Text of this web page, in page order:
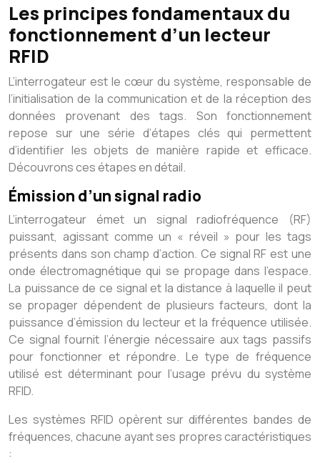
Les principes fondamentaux du
fonctionnement d’un lecteur
RFID
L’interrogateur est le cœur du système, responsable de
l’initialisation de la communication et de la réception des
données provenant des tags. Son fonctionnement
repose sur une série d’étapes clés qui permettent
d’identifier les objets de manière rapide et efficace.
Découvrons ces étapes en détail.
Émission d’un signal radio
L’interrogateur émet un signal radiofréquence (RF)
puissant, agissant comme un « réveil » pour les tags
présents dans son champ d’action. Ce signal RF est une
onde électromagnétique qui se propage dans l’espace.
La puissance de ce signal et la distance à laquelle il peut
se propager dépendent de plusieurs facteurs, dont la
puissance d’émission du lecteur et la fréquence utilisée.
Ce signal fournit l’énergie nécessaire aux tags passifs
pour fonctionner et répondre. Le type de fréquence
utilisé est déterminant pour l’usage prévu du système
RFID.
Les systèmes RFID opèrent sur différentes bandes de
fréquences, chacune ayant ses propres caractéristiques
: